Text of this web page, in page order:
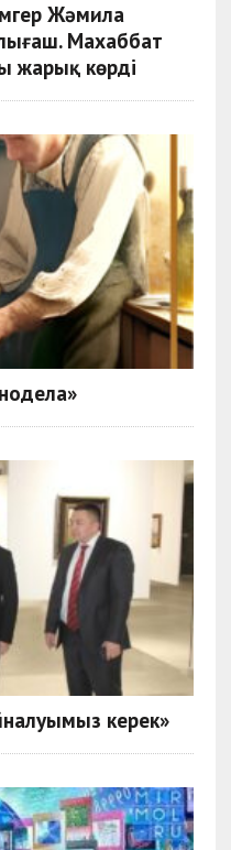
Жәмила
Махаббат
жарық көрді
керек»